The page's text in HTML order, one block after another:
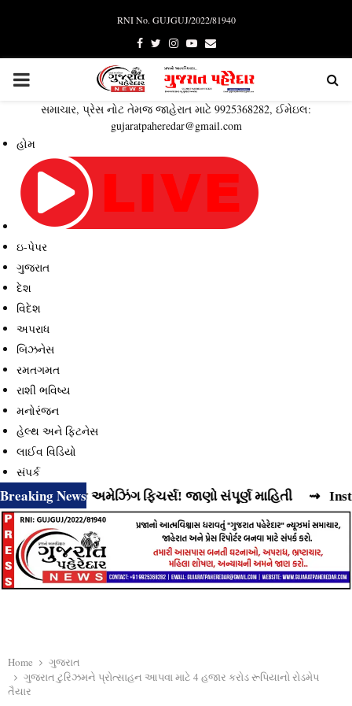
RNI No. GUJGUJ/2022/81940
Facebook
TwitterInstagram
YoutubeEmail
PRIMARY
MENU
સમાચાર, પ્રેસ નોટ તેમજ જાહેરાત માટે 9925368282, ઈમેઇલ:
gujaratpaheredar@gmail.com
હોમ
ઇ-પેપર
ગુજરાત
દેશ
વિદેશ
અપરાધ
બિઝનેસ
રમતગમત
રાશી ભવિષ્ય
મનોરંજન
હેલ્થ અને ફિટનેસ
લાઈવ વિડિયો
સંપર્ક
Breaking News
એક અમેઝિંગ ફિચર્સ! જાણો સંપૂર્ણ માહિતી ⇝ Instagram
Home
ગુજરાત
ગુજરાત ટુરિઝમને પ્રોત્સાહન આપવા માટે 4 હજાર કરોડ રૂપિયાનો રોડમેપ
તૈયાર